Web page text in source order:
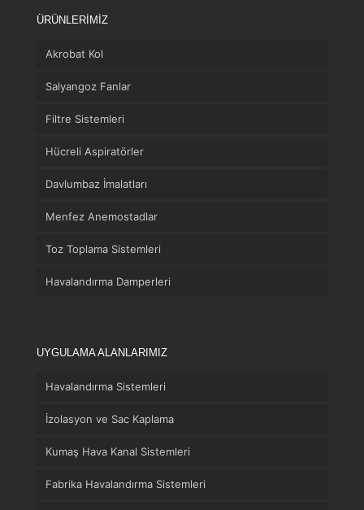
ÜRÜNLERİMİZ
Akrobat Kol
Salyangoz Fanlar
Filtre Sistemleri
Hücreli Aspiratörler
Davlumbaz İmalatları
Menfez Anemostadlar
Toz Toplama Sistemleri
Havalandırma Damperleri
UYGULAMA ALANLARIMIZ
Havalandırma Sistemleri
İzolasyon ve Sac Kaplama
Kumaş Hava Kanal Sistemleri
Fabrika Havalandırma Sistemleri